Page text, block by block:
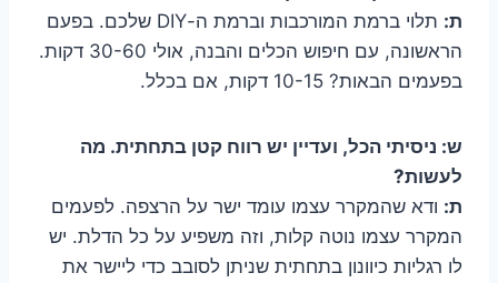
ת:
תלוי ברמת המורכבות וברמת ה-DIY שלכם. בפעם
הראשונה, עם חיפוש הכלים והבנה, אולי 30-60 דקות.
בפעמים הבאות? 10-15 דקות, אם בכלל.
ש: ניסיתי הכל, ועדיין יש רווח קטן בתחתית. מה
לעשות?
ת: ודא שהמקרר עצמו עומד ישר על הרצפה. לפעמים
המקרר עצמו נוטה קלות, וזה משפיע על כל הדלת. יש
לו רגליות כיוונון בתחתית שניתן לסובב כדי ליישר את